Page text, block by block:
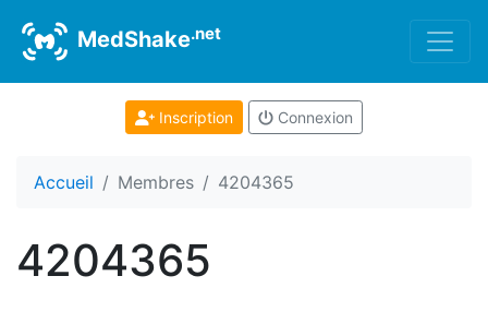
MedShake.net
Inscription Connexion
Accueil Membres 4204365
4204365